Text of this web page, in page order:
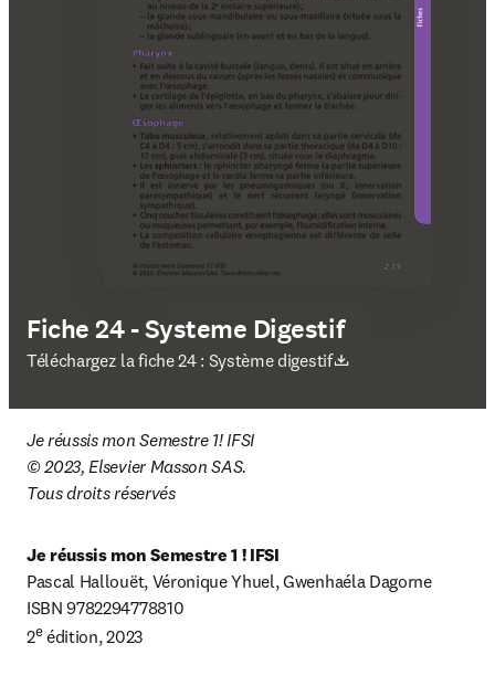
Fiche 24 - Systeme Digestif
Téléchargez la fiche 24 : Système digestif
S’ouvre dans une nouvelle fenêtre
Je réussis mon Semestre 1! IFSI
© 2023, Elsevier Masson SAS.
Tous droits réservés
Je réussis mon Semestre 1 ! IFSI
Pascal Hallouët, Véronique Yhuel, Gwenhaéla Dagorne
ISBN 9782294778810
2e édition, 2023